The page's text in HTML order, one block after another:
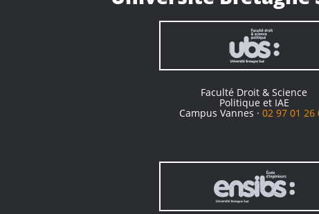
Faculté Droit & Science
Politique et IAE
Campus Vannes ·02 97 01 26